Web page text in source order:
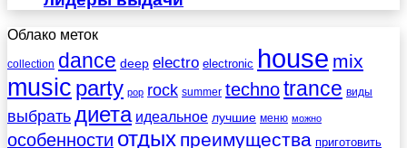
Облако меток
collection dance deep electro electronic house mix
music party pop rock summer technotrance виды
выбратьдиета идеальное лучшие меню можно
особенности отдых преимущества приготовить